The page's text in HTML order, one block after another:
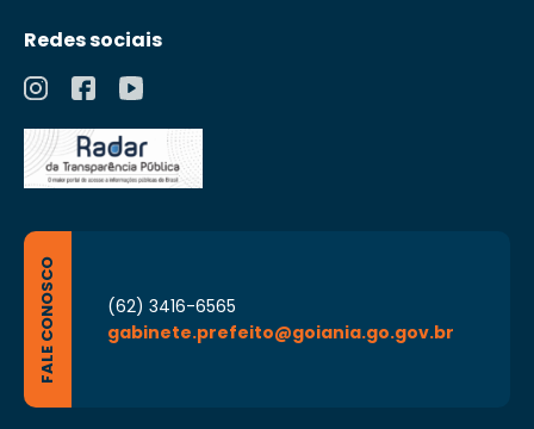
Redes sociais
FALE CONOSCO
(62) 3416-6565
gabinete.prefeito@goiania.go.gov.br